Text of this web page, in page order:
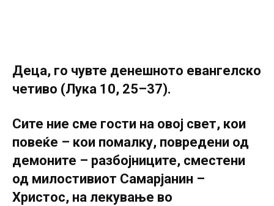
Деца, го чувте денешното евангелско
четиво (Лука 10, 25–37).
Сите ние сме гости на овој свет, кои
повеќе – кои помалку, повредени од
демоните – разбојниците, сместени
од милостивиот Самарјанин –
Христос, на лекување во